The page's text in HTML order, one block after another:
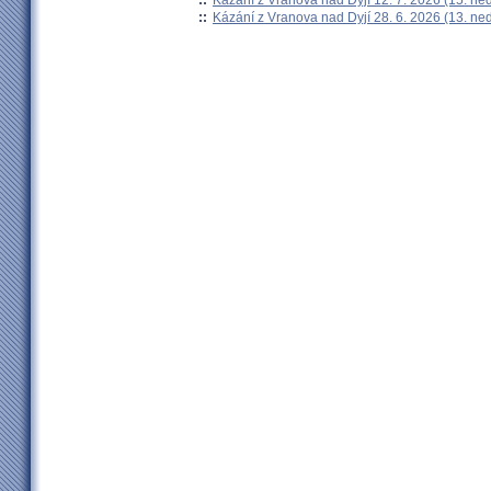
:: Kázání z Vranova nad Dyjí 28. 6. 2026 (13.